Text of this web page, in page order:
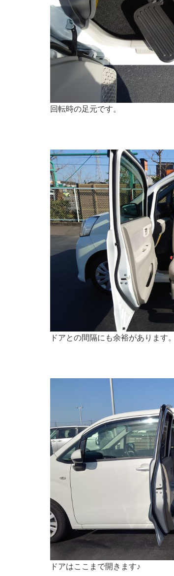
回転時の足元です。
ドアとの間隔にも余裕があります。
ドアはここまで開きます♪